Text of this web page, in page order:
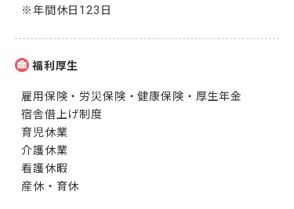
※年間休日123日
福利厚生
雇用保険・労災保険・健康保険・厚生年金
宿舎借上げ制度
育児休業
介護休業
看護休暇
産休・育休